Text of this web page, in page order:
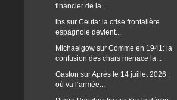
financier de la...
lbs sur Ceuta: la crise frontalière
espagnole devient...
Michaelgow sur Comme en 1941: la
confusion des chars menace la...
Gaston surAprès le 14 juillet 2026 :
où va l’armée...